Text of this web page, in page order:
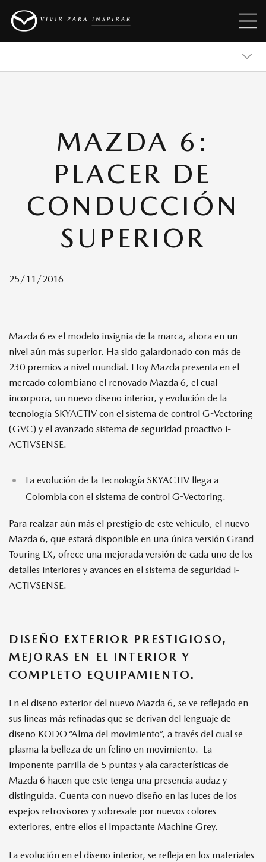
MAZDA CX-5
MAZDA CX-50
MAZDA MX-5
MAZDA 6:
PLACER DE
CONDUCCIÓN
SUPERIOR
25/11/2016
Mazda 6 es el modelo insignia de la marca, ahora en un
nivel aún más superior. Ha sido galardonado con más de
230 premios a nivel mundial. Hoy Mazda presenta en el
mercado colombiano el renovado Mazda 6, el cual
incorpora, un nuevo diseño interior, y evolución de la
tecnología SKYACTIV con el sistema de control G-Vectoring
(GVC) y el avanzado sistema de seguridad proactivo i-
ACTIVSENSE.
La evolución de la Tecnología SKYACTIV llega a
Colombia con el sistema de control G-Vectoring.
Para realzar aún más el prestigio de este vehículo, el nuevo
Mazda 6, que estará disponible en una única versión Grand
Touring LX, ofrece una mejorada versión de cada uno de los
detalles interiores y avances en el sistema de seguridad i-
ACTIVSENSE.
DISEÑO EXTERIOR PRESTIGIOSO,
MEJORAS EN EL INTERIOR Y
COMPLETO EQUIPAMIENTO.
En el diseño exterior del nuevo Mazda 6, se ve reflejado en
sus líneas más refinadas que se derivan del lenguaje de
diseño KODO “Alma del movimiento”, a través del cual se
plasma la belleza de un felino en movimiento. La
imponente parrilla de 5 puntas y ala características de
Mazda 6 hacen que este tenga una presencia audaz y
distinguida. Cuenta con nuevo diseño en las luces de los
espejos retrovisores y sobresale por nuevos colores
exteriores, entre ellos el impactante Machine Grey.
La evolución en el diseño interior, se refleja en los materiales